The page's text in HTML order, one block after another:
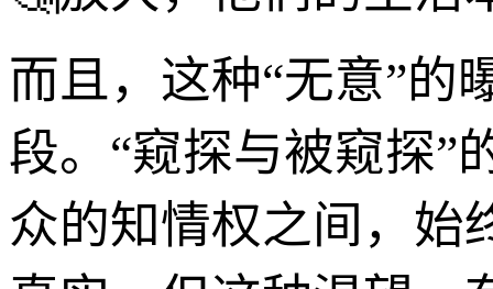
而且，这种“无意”的
段。“窥探与被窥探”
众的知情权之间，始